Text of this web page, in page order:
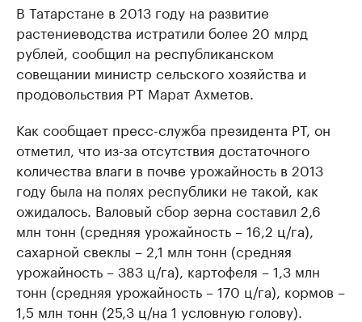
В Татарстане в 2013 году на развитие
растениеводства истратили более 20 млрд
рублей, сообщил на республиканском
совещании министр сельского хозяйства и
продовольствия РТ Марат Ахметов.
Как сообщает пресс-служба президента РТ, он
отметил, что из-за отсутствия достаточного
количества влаги в почве урожайность в 2013
году была на полях республики не такой, как
ожидалось. Валовый сбор зерна составил 2,6
млн тонн (средняя урожайность – 16,2 ц/га),
сахарной свеклы – 2,1 млн тонн (средняя
урожайность – 383 ц/га), картофеля – 1,3 млн
тонн (средняя урожайность – 170 ц/га), кормов –
1,5 млн тонн (25,3 ц/на 1 условную голову).